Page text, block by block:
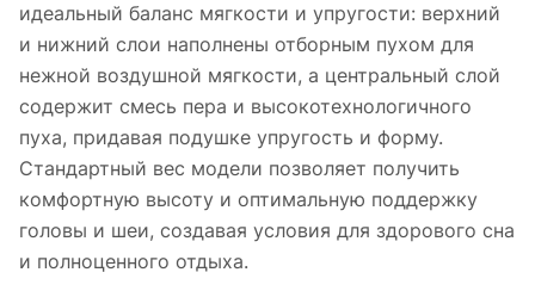
идеальный баланс мягкости и упругости: верхний
и нижний слои наполнены отборным пухом для
нежной воздушной мягкости, а центральный слой
содержит смесь пера и высокотехнологичного
пуха, придавая подушке упругость и форму.
Стандартный вес модели позволяет получить
комфортную высоту и оптимальную поддержку
головы и шеи, создавая условия для здорового сна
и полноценного отдыха.